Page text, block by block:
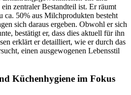
zentraler Bestandteil ist. Er räumt
ca. 50% aus Milchprodukten besteht
sich daraus ergeben. Obwohl er sich
bestätigt er, dass dies aktuell für ihn
erklärt er detailliert, wie er durch das
einen ausgewogenen Lebensstil
Küchenhygiene im Fokus